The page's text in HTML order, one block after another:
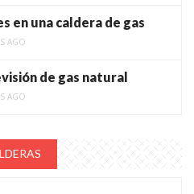
en una caldera de gas
AGO
de gas natural
AGO